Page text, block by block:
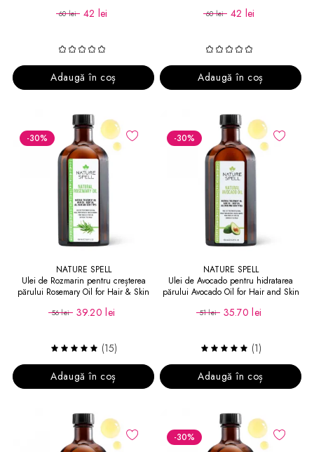
60 lei 42 lei
Adaugă în coș
60 lei 42 lei
Adaugă în coș
-30%
NATURE SPELL
Ulei de Rozmarin pentru creșterea
părului Rosemary Oil for Hair & Skin
56 lei 39.20 lei
(15)
Adaugă în coș
-30%
NATURE SPELL
Ulei de Avocado pentru hidratarea
părului Avocado Oil for Hair and Skin
51 lei 35.70 lei
(1)
Adaugă în coș
-30%